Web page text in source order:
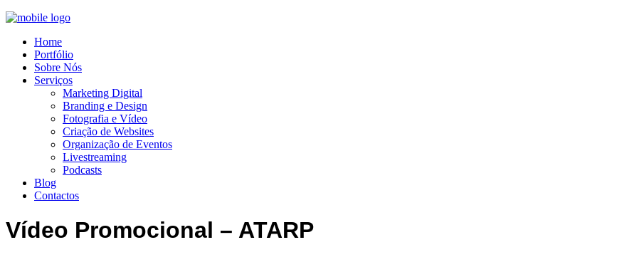
Home
Portfólio
Sobre Nós
Serviços
Marketing Digital
Branding e Design
Fotografia e Vídeo
Criação de Websites
Organização de Eventos
Livestreaming
Podcasts
Blog
Contactos
Vídeo Promocional – ATARP